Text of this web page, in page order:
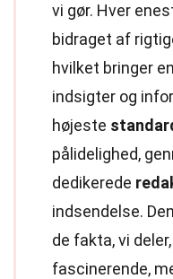
vi gør. Hver
bidraget af
hvilket bringer
indsigter og
højeste
pålidelighed,
dedikerede
indsendelse.
de fakta, vi
fascinerende,